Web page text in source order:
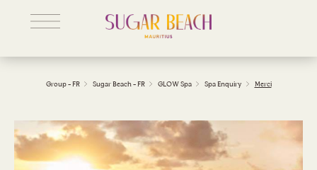
Group - FR Sugar Beach - FR GLOW Spa Spa Enquiry Merci